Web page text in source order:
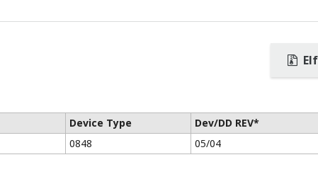
Device Type Dev/DD REV*
0848 05/04